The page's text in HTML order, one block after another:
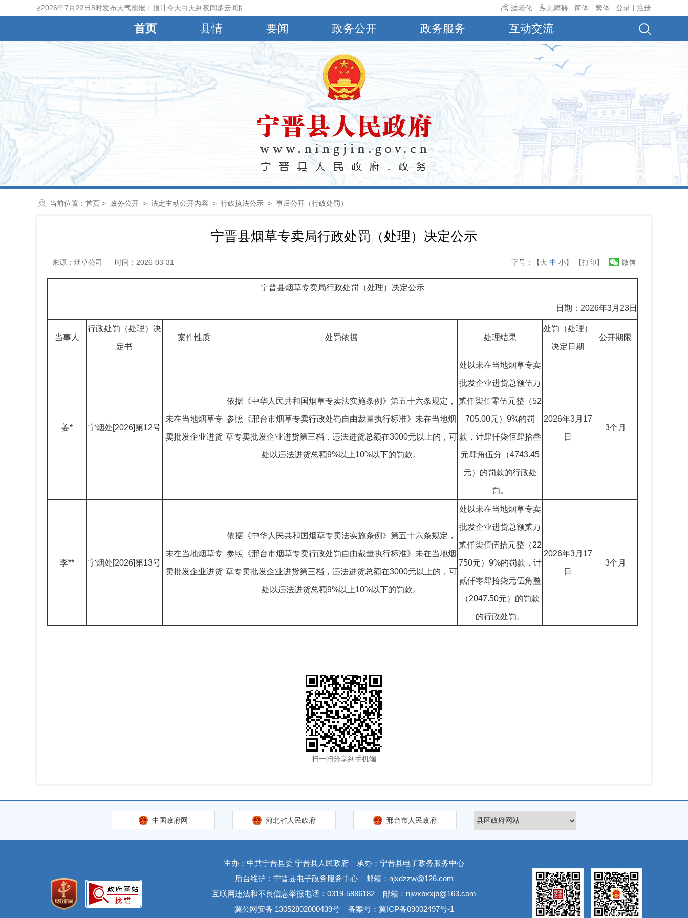
县气象台2026年7月22日8时发布天气预报：预计今天白天到夜间多云间阴，有小到中雨，偏南风4～5级，阵风6～8级，最高气温30℃，最低气温24℃。 适老化 无障碍 简体 繁体 登录 注册
首页 县情 要闻 政务公开 政务服务 互动交流
当前位置： 首页 > 政务公开 > 法定主动公开内容 > 行政执法公示 > 事后公开（行政处罚）
宁晋县烟草专卖局行政处罚（处理）决定公示
来源：烟草公司 时间：2026-03-31 微信
字号：【大 中 小】 【打印】
宁晋县烟草专卖局行政处罚（处理）决定公示
日期：2026年3月23日
当事人
行政处罚（处理）决
定书
案件性质 处罚依据 处理结果
处罚（处理）
决定日期
公开期限
姜* 宁烟处[2026]第12号
未在当地烟草专
卖批发企业进货
依据《中华人民共和国烟草专卖法实施条例》第五十六条规定，
参照《邢台市烟草专卖行政处罚自由裁量执行标准》未在当地烟
草专卖批发企业进货第三档，违法进货总额在3000元以上的，可
处以违法进货总额9%以上10%以下的罚款。
处以未在当地烟草专卖
批发企业进货总额伍万
贰仟柒佰零伍元整（52
705.00元）9%的罚
款，计肆仟柒佰肆拾叁
元肆角伍分（4743.45
元）的罚款的行政处
罚。
2026年3月17
日
3个月
李** 宁烟处[2026]第13号
未在当地烟草专
卖批发企业进货
依据《中华人民共和国烟草专卖法实施条例》第五十六条规定，
参照《邢台市烟草专卖行政处罚自由裁量执行标准》未在当地烟
草专卖批发企业进货第三档，违法进货总额在3000元以上的，可
处以违法进货总额9%以上10%以下的罚款。
处以未在当地烟草专卖
批发企业进货总额贰万
贰仟柒佰伍拾元整（22
750元）9%的罚款，计
贰仟零肆拾柒元伍角整
（2047.50元）的罚款
的行政处罚。
2026年3月17
日
3个月
扫一扫分享到手机端
中国政府网 河北省人民政府 邢台市人民政府
主办：中共宁晋县委 宁晋县人民政府
承办：宁晋县电子政务服务中心
后台维护：宁晋县电子政务服务中心
邮箱：njxdzzw@126.com
互联网违法和不良信息举报电话：0319-5886182
邮箱：njwxbxxjb@163.com
冀公网安备 13052802000439号
备案号：冀ICP备09002497号-1